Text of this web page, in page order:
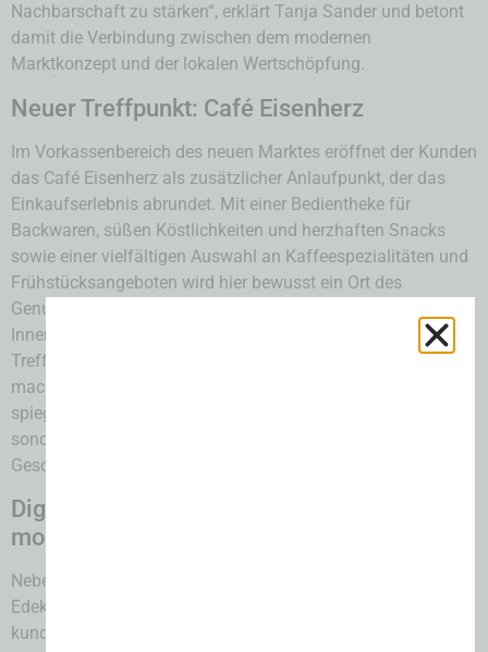
Nachbarschaft zu stärken“, erklärt Tanja Sander und betont
damit die Verbindung zwischen dem modernen
Marktkonzept und der lokalen Wertschöpfung.
Neuer Treffpunkt: Café Eisenherz
Im Vorkassenbereich des neuen Marktes eröffnet der Kunden
das Café Eisenherz als zusätzlicher Anlaufpunkt, der das
Einkaufserlebnis abrundet. Mit einer Bedientheke für
Backwaren, süßen Köstlichkeiten und herzhaften Snacks
sowie einer vielfältigen Auswahl an Kaffeespezialitäten und
Frühstücksangeboten wird hier bewusst ein Ort des
Genusses geschaffen. Das Café bietet Platz für 46 Gäste im
Innenbereich und weitere 44 im Außenbereich, was den
Treffpunkt zu einem attraktiven Raum für alle Generationen
macht. Die Bezüge zum Industriestandort Lebenstedt
spiegeln sich dabei nicht nur im Namen des Cafés wider,
sondern auch in zahlreichen Gestaltungselementen, die die
Geschichte und Motive der Region aufgreifen.
Digital gestützte Serviceleistungen und
moderne Technik
Neben der umfangreichen Warenpräsentation setzt das neue
Edeka Center auch auf moderne technische Lösungen und
kundenfreundliche Servicekonzepte. Im Kassenbereich sind